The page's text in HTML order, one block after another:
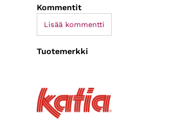
Kommentit
Lisää kommentti
Tuotemerkki